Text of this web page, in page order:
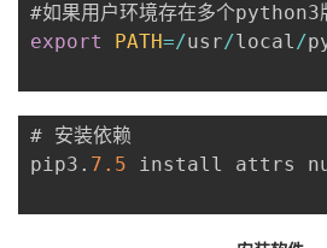
#如果用户环境存在多个
export
PATH=/usr/local/
# 安装依赖
pip3 . 7.5 install attrs